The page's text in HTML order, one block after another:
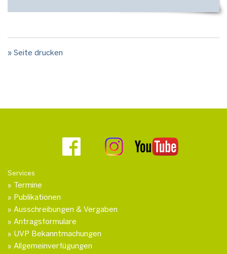
» Seite drucken
Services
Termine
Publikationen
Ausschreibungen & Vergaben
Antragsformulare
UVP Bekanntmachungen
Allgemeinverfügungen